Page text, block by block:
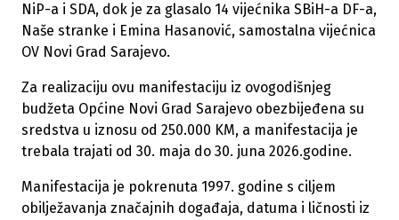
NiP-a i SDA, dok je za glasalo 14 vijećnika SBiH-a DF-a,
Naše stranke i Emina Hasanović, samostalna vijećnica
OV Novi Grad Sarajevo.
Za realizaciju ovu manifestaciju iz ovogodišnjeg
budžeta Općine Novi Grad Sarajevo obezbijeđena su
sredstva u iznosu od 250.000 KM, a manifestacija je
trebala trajati od 30. maja do 30. juna 2026.godine.
Manifestacija je pokrenuta 1997. godine s ciljem
obilježavanja značajnih događaja, datuma i ličnosti iz